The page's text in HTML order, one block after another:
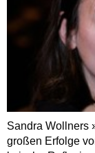
Sandra Wollners
großen Erfolge